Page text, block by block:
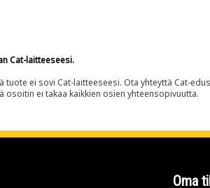
Cat-laitteeseesi.
ei sovi Cat-laitteeseesi. Ota yhteyttä Cat-
ei takaa kaikkien osien yhteensopivuutta.
Oma